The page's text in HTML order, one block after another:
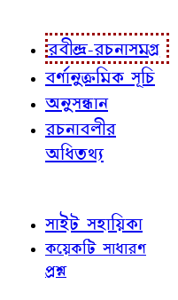
রবীন্দ্র-রচনাসমগ্র
বর্ণানুক্রমিক সূচি
অনুসন্ধান
রচনাবলীর
অধিতথ্য
সাইট সহায়িকা
কয়েকটি সাধারণ
প্রশ্ন